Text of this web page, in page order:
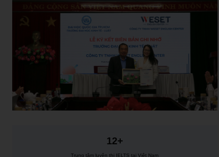
12+
Trung tâm luyện thi IELTS tại Việt Nam